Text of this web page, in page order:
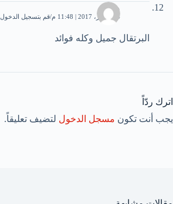
ميدو
14 أكتوبر، 2017 | 11:48 م قم بتسجيل الدخول
البرتقال جميل وكله فوائد
اترك ردّاً
يجب أنت تكون مسجل الدخول لتضيف تعليقاً.